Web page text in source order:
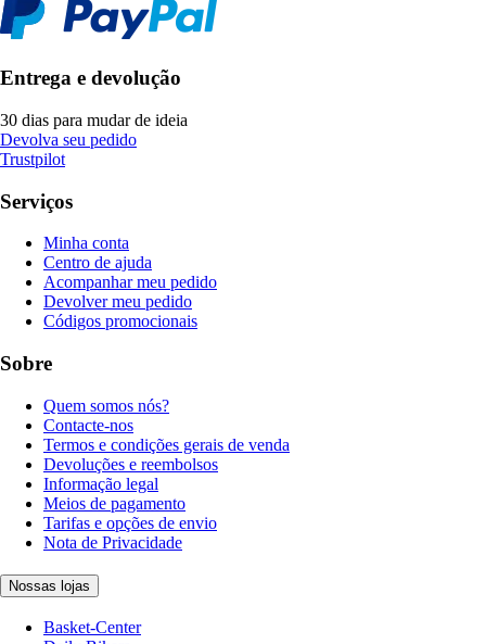
Entrega e devolução
30 dias para mudar de ideia
Devolva seu pedido
Trustpilot
Serviços
Minha conta
Centro de ajuda
Acompanhar meu pedido
Devolver meu pedido
Códigos promocionais
Sobre
Quem somos nós?
Contacte-nos
Termos e condições gerais de venda
Devoluções e reembolsos
Informação legal
Meios de pagamento
Tarifas e opções de envio
Nota de Privacidade
Nossas lojas
Basket-Center